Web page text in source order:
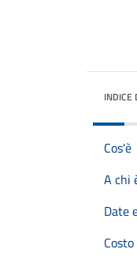
INDICE
Cos'è
A chi
Date
Costo